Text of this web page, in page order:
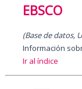
EBSCO
(Base de datos,
Información
Ir al índice